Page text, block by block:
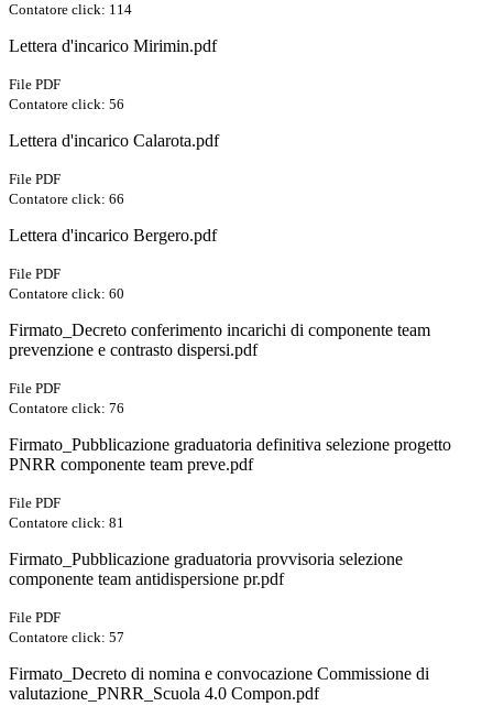
Contatore click: 114
Lettera d'incarico Mirimin.pdf
File PDF
Contatore click: 56
Lettera d'incarico Calarota.pdf
File PDF
Contatore click: 66
Lettera d'incarico Bergero.pdf
File PDF
Contatore click: 60
Firmato_Decreto conferimento incarichi di componente team
prevenzione e contrasto dispersi.pdf
File PDF
Contatore click: 76
Firmato_Pubblicazione graduatoria definitiva selezione progetto
PNRR componente team preve.pdf
File PDF
Contatore click: 81
Firmato_Pubblicazione graduatoria provvisoria selezione
componente team antidispersione pr.pdf
File PDF
Contatore click: 57
Firmato_Decreto di nomina e convocazione Commissione di
valutazione_PNRR_Scuola 4.0 Compon.pdf